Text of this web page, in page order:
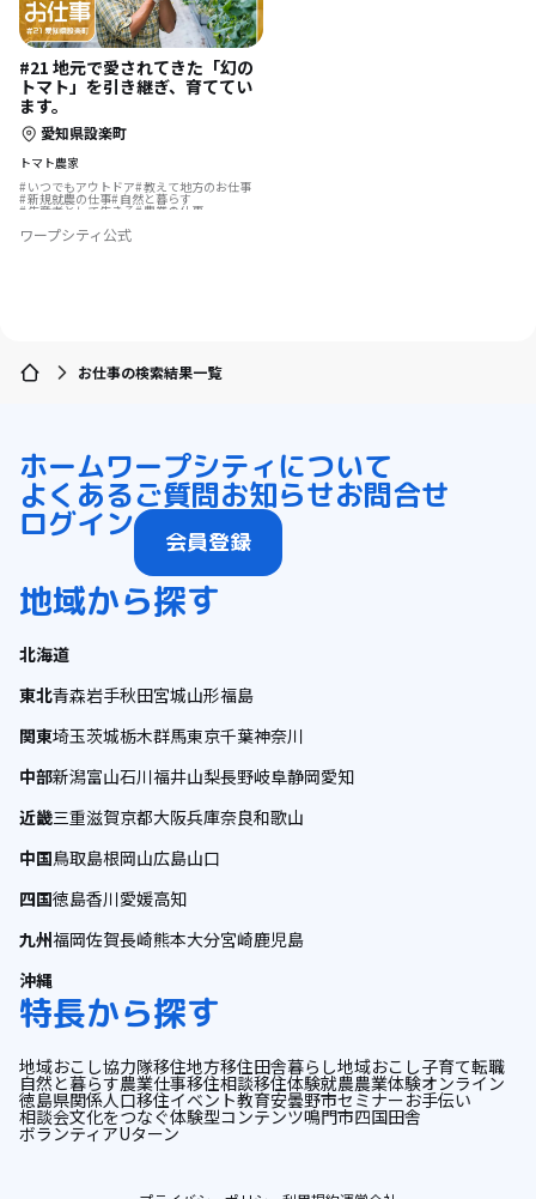
#21 地元で愛されてきた「幻の
トマト」を引き継ぎ、育ててい
ます。
愛知県設楽町
トマト農家
いつでもアウトドア 教えて地方のお仕事
新規就農の仕事 自然と暮らす
生産者として生きる 農業の仕事
ワープシティ公式
お仕事の検索結果一覧
ホームワープシティについて
よくあるご質問お知らせお問合せ
ログイン 会員登録
地域から探す
北海道
東北青森岩手秋田宮城山形福島
関東埼玉茨城栃木群馬東京千葉神奈川
中部新潟富山石川福井山梨長野岐阜静岡愛知
近畿三重滋賀京都大阪兵庫奈良和歌山
中国鳥取島根岡山広島山口
四国徳島香川愛媛高知
九州福岡佐賀長崎熊本大分宮崎鹿児島
沖縄
特長から探す
地域おこし協力隊移住地方移住田舎暮らし地域おこし子育て転職
自然と暮らす農業仕事移住相談移住体験就農農業体験オンライン
徳島県関係人口移住イベント教育安曇野市セミナーお手伝い
相談会文化をつなぐ体験型コンテンツ鳴門市四国田舎
ボランティアUターン